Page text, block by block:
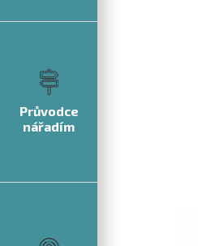
Průvodce
nářadím